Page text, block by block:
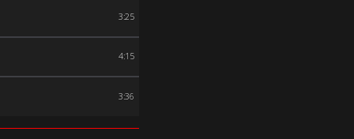
3:25
4:15
3:36